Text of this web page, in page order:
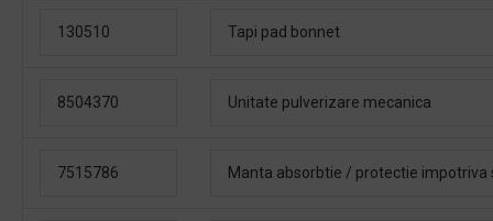
130510 Tapi pad bonnet
8504370 Unitate pulverizare mecanica
7515786 Manta absorbtie / protectie impotriva